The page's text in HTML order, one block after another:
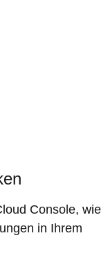
Console, wie
in Ihrem